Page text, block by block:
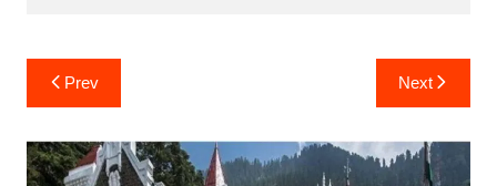
Post
navigation
Prev Next